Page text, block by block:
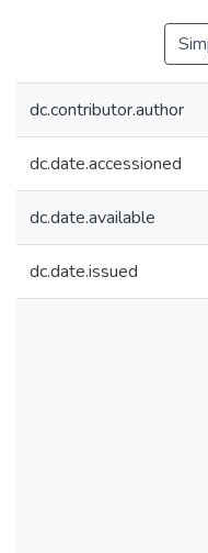
dc.contributor.author
dc.date.accessioned
dc.date.available
dc.date.issued